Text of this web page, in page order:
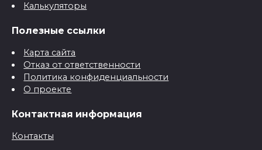
Калькуляторы
Полезные ссылки
Карта сайта
Отказ от ответственности
Политика конфиденциальности
О проекте
Контактная информация
Контакты